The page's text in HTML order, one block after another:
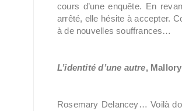
cours d’une enquête. En
arrêté, elle hésite à accepter.
à de nouvelles souffrances…
L’identité d’une autre,
Rosemary Delancey… Voilà